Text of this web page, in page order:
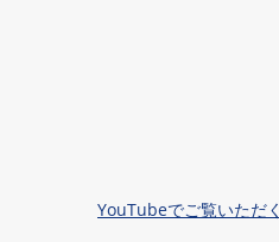
YouTubeでご覧いただ